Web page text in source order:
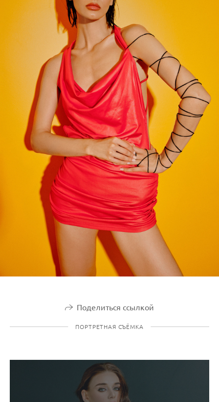
Поделиться ссылкой
ПОРТРЕТНАЯ СЪЁМКА